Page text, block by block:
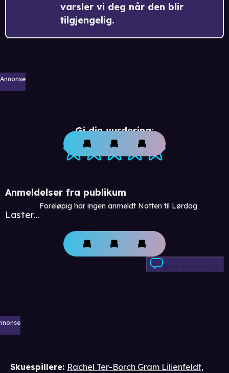
varsler vi deg når den blir
tilgjengelig.
Annonse
Gi din vurdering:
Anmeldelser fra publikum
Laster...
Foreløpig har ingen anmeldt Natten til Lørdag
Skriv anmeldelse
Skuespillere: Rachel Ter-Borch Gram Lilienfeldt,